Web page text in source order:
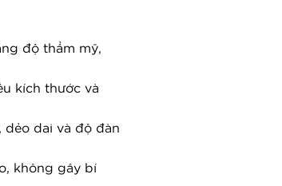
độ thẩm mỹ,
kích thước và
dẻo dai và độ đàn
không gây bí